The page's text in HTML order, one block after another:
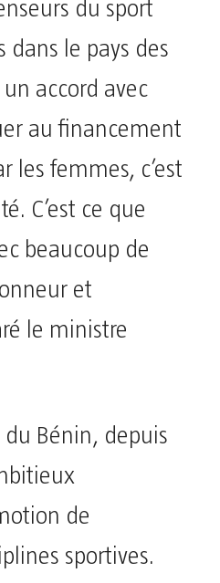
du sport
dans le pays des
accord avec
au financement
les femmes, c’est
C’est ce que
beaucoup de
et
le ministre
Bénin, depuis
de
sportives.